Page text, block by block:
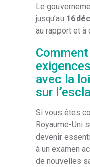
Le
jusqu’au 16
au rapport et à
avec la
sur
Si vous êtes
Royaume-Uni
devenir
à un examen
de nouvelles